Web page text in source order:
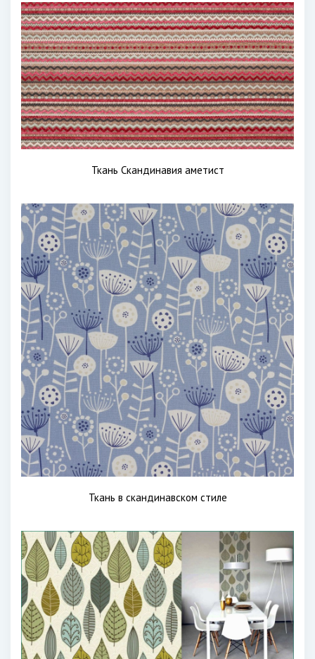
Ткань Скандинавия аметист
Ткань в скандинавском стиле